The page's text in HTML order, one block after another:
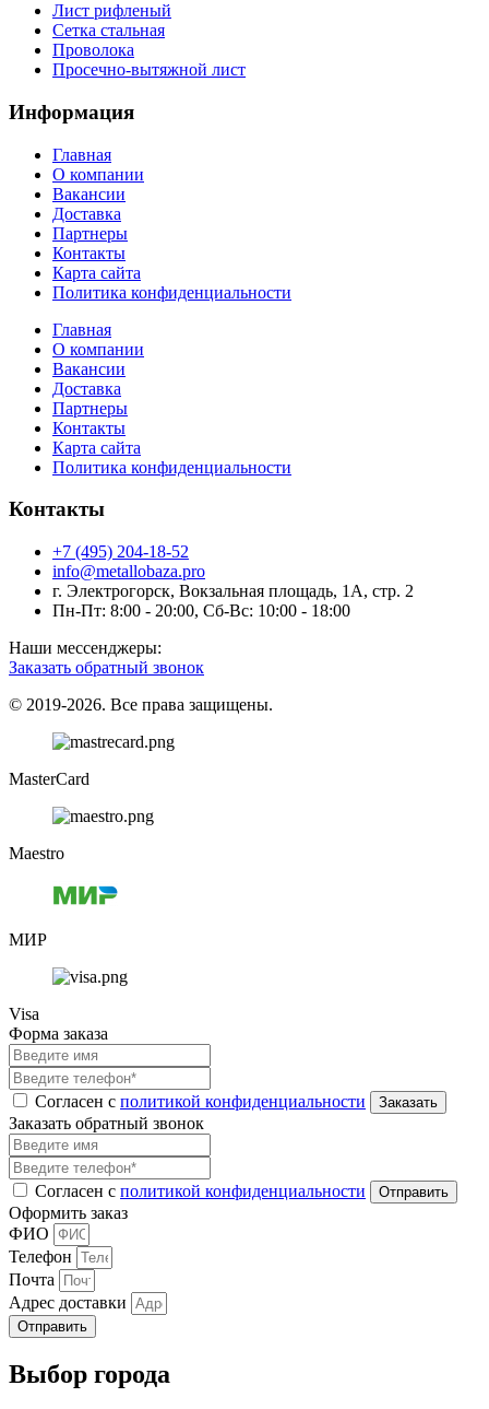
Лист рифленый
Сетка стальная
Проволока
Просечно-вытяжной лист
Информация
Главная
О компании
Вакансии
Доставка
Партнеры
Контакты
Карта сайта
Политика конфиденциальности
Главная
О компании
Вакансии
Доставка
Партнеры
Контакты
Карта сайта
Политика конфиденциальности
Контакты
+7 (495) 204-18-52
info@metallobaza.pro
г. Электрогорск, Вокзальная площадь, 1А, стр. 2
Пн-Пт: 8:00 - 20:00, Сб-Вс: 10:00 - 18:00
Наши мессенджеры:
Заказать обратный звонок
© 2019-2026. Все права защищены.
MasterCard
Maestro
МИР
Visa
Форма заказа
Согласен с политикой конфиденциальности
Заказать обратный звонок
Согласен с политикой конфиденциальности
Оформить заказ
ФИО
Телефон
Почта
Адрес доставки
Отправить
Выбор города